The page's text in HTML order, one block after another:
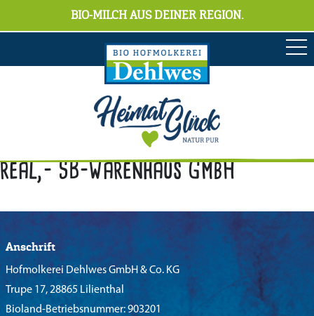
BIO-MILCH AUS DEINER REGION.
real,- SB-Warenhaus GmbH
Anschrift
Hofmolkerei Dehlwes GmbH & Co. KG
Trupe 17, 28865 Lilienthal
Bioland-Betriebsnummer: 903201